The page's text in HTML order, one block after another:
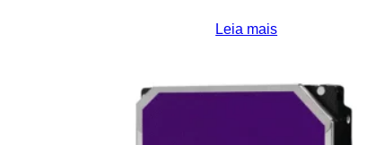
Leia mais